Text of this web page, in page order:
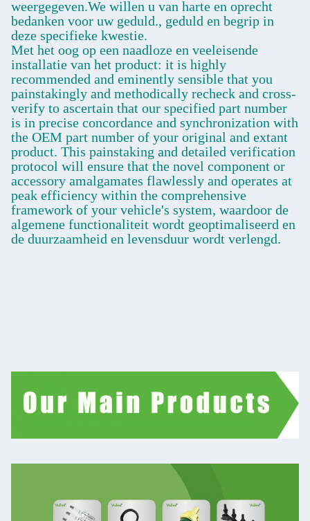
weergegeven.We willen u van harte en oprecht
bedanken voor uw geduld., geduld en begrip in
deze specifieke kwestie.
Met het oog op een naadloze en veeleisende
installatie van het product: it is highly
recommended and eminently sensible that you
painstakingly and methodically recheck and cross-
verify to ascertain that our specified part number
is in precise concordance and synchronization with
the OEM part number of your original and extant
product. This painstaking and detailed verification
protocol will ensure that the novel component or
accessory amalgamates flawlessly and operates at
peak efficiency within the comprehensive
framework of your vehicle's system, waardoor de
algemene functionaliteit wordt geoptimaliseerd en
de duurzaamheid en levensduur wordt verlengd.